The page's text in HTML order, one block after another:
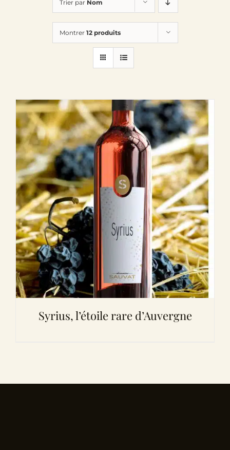
Le Domaine
Œnotourisme
Actualités
Partenaires
Contactez-nous
Trier par Nom
Montrer 12 produits
Syrius, l’étoile rare d’Auvergne